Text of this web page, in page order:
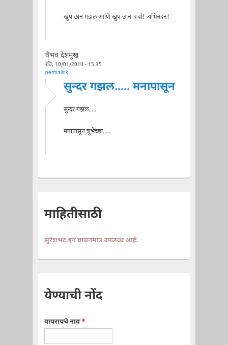
खुप छान गझल आणि खुप छान चर्चा! अभिनंदन!
वैभव देशमुख
रवि, 10/01/2010 - 15:35
permalink
सुन्दर गझल..... मनापासून
सुन्दर गझल.....
मनापासून शुभेच्छा.....
माहितीसाठी
सुरेशभट.इन वाचनमात्र उपलब्ध आहे.
येण्याची नोंद
वापरायचे नाव *